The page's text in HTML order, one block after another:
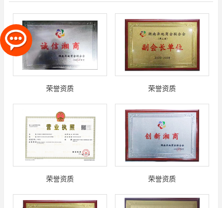
荣誉资质 荣誉资质
荣誉资质 荣誉资质